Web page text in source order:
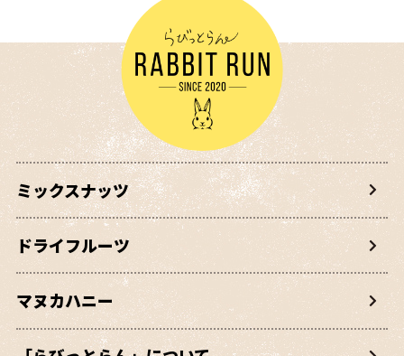
ミックスナッツ
ドライフルーツ
マヌカハニー